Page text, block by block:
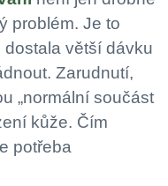
problém. Je to
větší dávku
Zarudnutí,
„normální součást
kůže. Čím
potřeba